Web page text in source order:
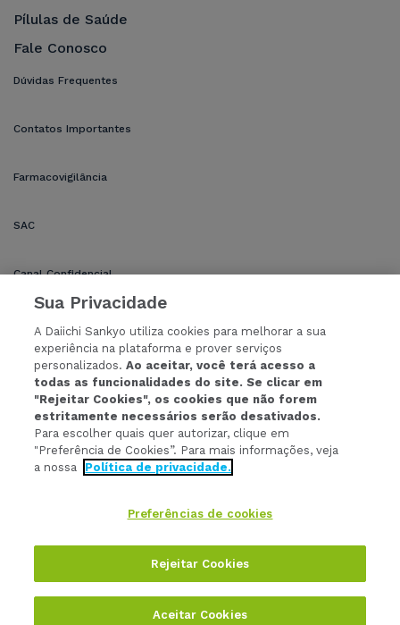
Pílulas de Saúde
Fale Conosco
Dúvidas Frequentes
Contatos Importantes
Farmacovigilância
SAC
Canal Confidencial
Política de Privacidade|Termos e Condições
Profissionais da Saúde
Copyright© 2026 Daiichi Sankyo Brasil Farmacêutica LTDA. Todos
Sua Privacidade
A Daiichi Sankyo utiliza cookies para melhorar a sua
experiência na plataforma e prover serviços
personalizados.Ao aceitar, você terá acesso a
todas as funcionalidades do site. Se clicar em
"Rejeitar Cookies", os cookies que não forem
estritamente necessários serão desativados.
Para escolher quais quer autorizar, clique em
"Preferência de Cookies”. Para mais informações, veja
a nossa
Política de privacidade.
Preferências de cookies
Rejeitar Cookies
Aceitar Cookies